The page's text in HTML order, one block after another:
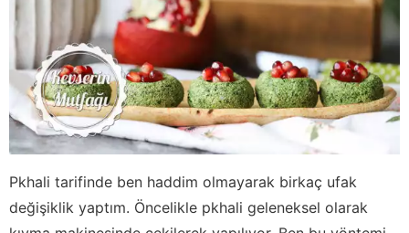
Pkhali tarifinde ben haddim olmayarak birkaç ufak
değişiklik yaptım. Öncelikle pkhali geleneksel olarak